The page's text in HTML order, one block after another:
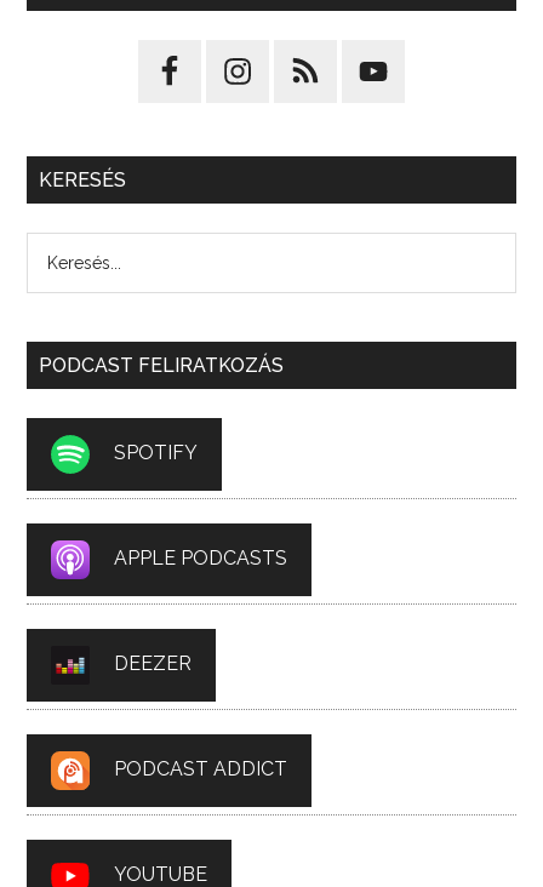
KERESÉS
PODCAST FELIRATKOZÁS
SPOTIFY
APPLE PODCASTS
DEEZER
PODCAST ADDICT
YOUTUBE